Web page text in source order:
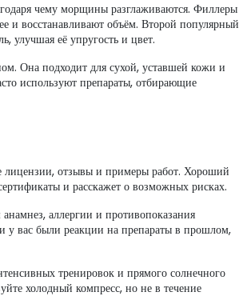
чему морщины разглаживаются. Филлеры
и восстанавливают объём. Второй популярный
улучшая её упругость и цвет.
Она подходит для сухой, уставшей кожи и
используют препараты, отбирающие
лицензии, отзывы и примеры работ. Хороший
и расскажет о возможных рисках.
аллергии и противопоказания
у вас были реакции на препараты в прошлом,
тренировок и прямого солнечного
холодный компресс, но не в течение